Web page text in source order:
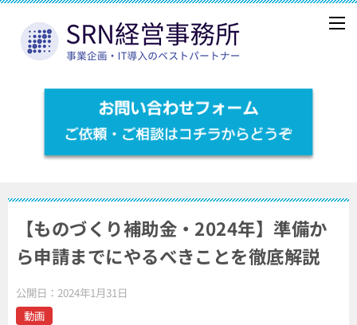
【ものづくり補助金・2024年】準備か
ら申請までにやるべきことを徹底解説
公開日： 2024年1月31日
動画